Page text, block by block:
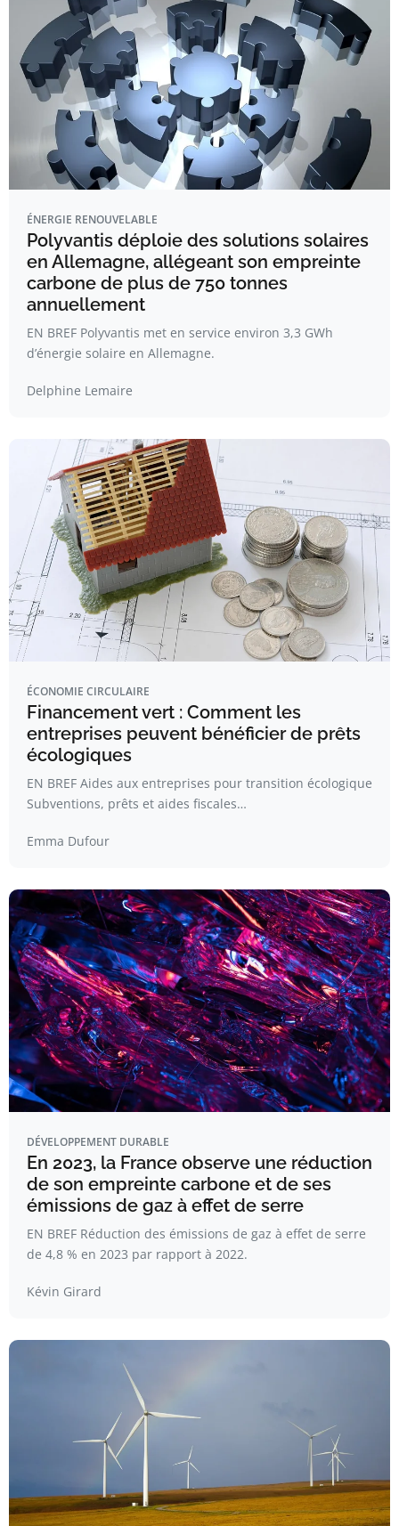
ÉNERGIE RENOUVELABLE
Polyvantis déploie des solutions solaires
en Allemagne, allégeant son empreinte
carbone de plus de 750 tonnes
annuellement
EN BREF Polyvantis met en service environ 3,3 GWh
d’énergie solaire en Allemagne.
Delphine Lemaire
ÉCONOMIE CIRCULAIRE
Financement vert : Comment les
entreprises peuvent bénéficier de prêts
écologiques
EN BREF Aides aux entreprises pour transition écologique
Subventions, prêts et aides fiscales…
Emma Dufour
DÉVELOPPEMENT DURABLE
En 2023, la France observe une réduction
de son empreinte carbone et de ses
émissions de gaz à effet de serre
EN BREF Réduction des émissions de gaz à effet de serre
de 4,8 % en 2023 par rapport à 2022.
Kévin Girard